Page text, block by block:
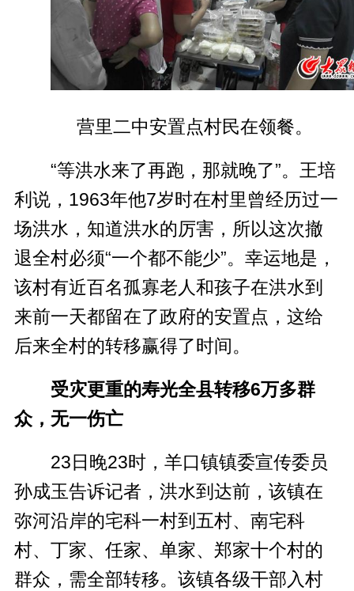
营里二中安置点村民在领餐。
“等洪水来了再跑，那就晚了”。王培
利说，1963年他7岁时在村里曾经历过一
场洪水，知道洪水的厉害，所以这次撤
退全村必须“一个都不能少”。幸运地是，
该村有近百名孤寡老人和孩子在洪水到
来前一天都留在了政府的安置点，这给
后来全村的转移赢得了时间。
受灾更重的寿光全县转移6万多群
众，无一伤亡
23日晚23时，羊口镇镇委宣传委员
孙成玉告诉记者，洪水到达前，该镇在
弥河沿岸的宅科一村到五村、南宅科
村、丁家、任家、单家、郑家十个村的
群众，需全部转移。该镇各级干部入村